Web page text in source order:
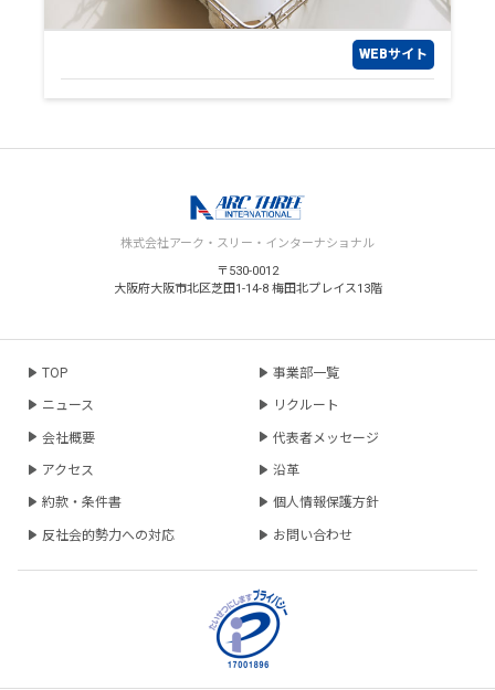
WEBサイト
株式会社アーク・スリー・インターナショナル
〒530-0012
大阪府大阪市北区芝田1-14-8 梅田北プレイス13階
TOP 事業部一覧
ニュース リクルート
会社概要 代表者メッセージ
アクセス 沿革
約款・条件書 個人情報保護方針
反社会的勢力への対応 お問い合わせ